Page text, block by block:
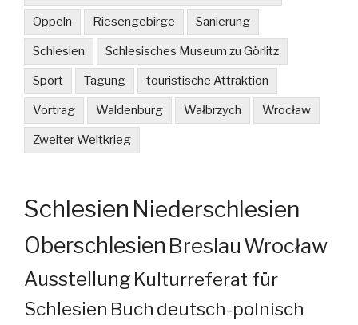
Oppeln Riesengebirge Sanierung
Schlesien Schlesisches Museum zu Görlitz
Sport Tagung touristische Attraktion
Vortrag Waldenburg Wałbrzych Wrocław
Zweiter Weltkrieg
Schlesien Niederschlesien
Oberschlesien Breslau Wrocław
Ausstellung Kulturreferat für
Schlesien Buch deutsch-polnisch